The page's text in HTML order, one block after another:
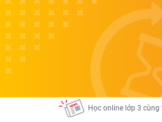
Học online lớp 7 cùng
Học online lớp 6 cùng
Học online lớp 8 cùng
2K13! Bứt Phá Lớp 5
Học online lớp 4
Học online lớp 3